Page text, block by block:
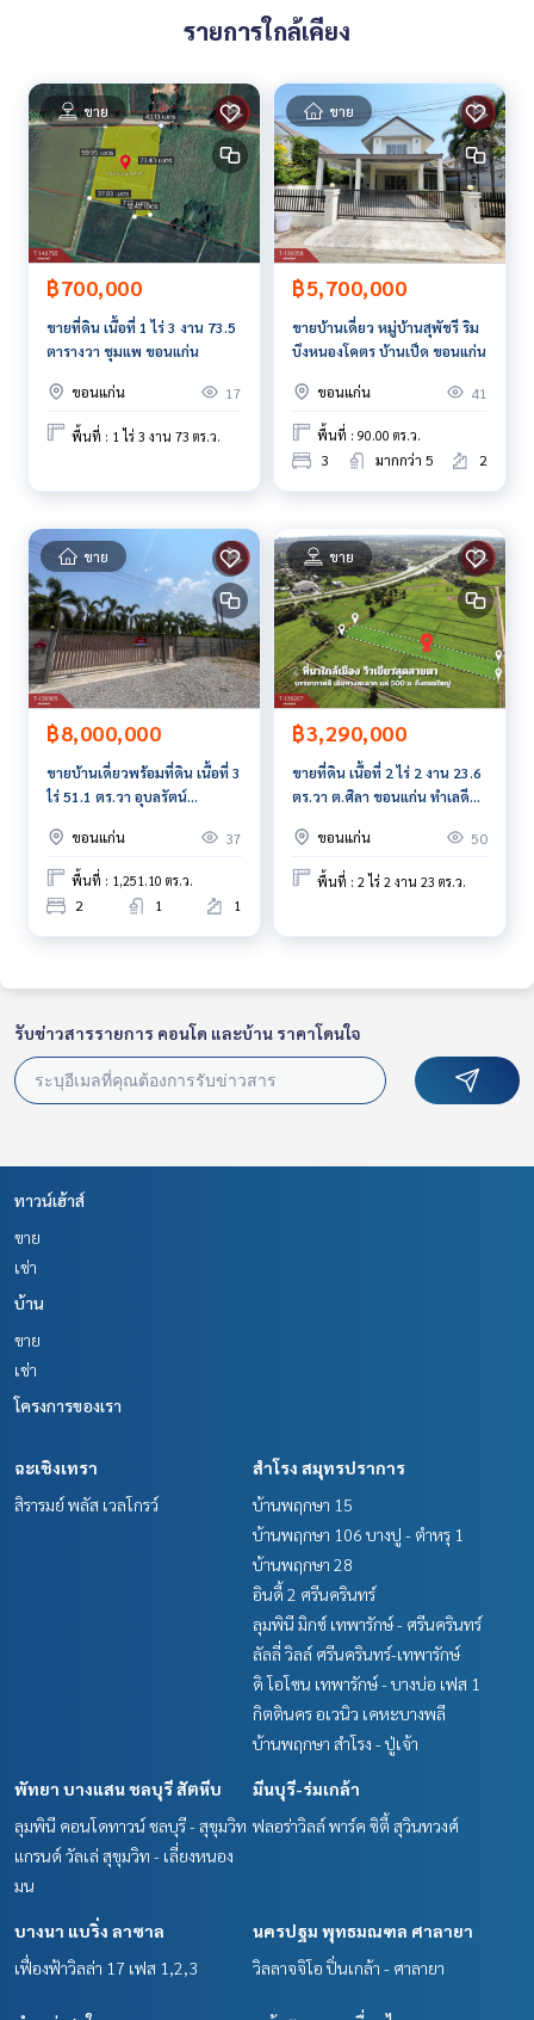
สถานที่ใกล้เคียง
• มหาวิทยาลัยขอนแก่น (มข.): ใกล้ประตูฝั่งกังสดาลและฝั่งรพ.ศรี
นครินทร์
• ค่ายสีหราชเดโชชัย: ใกล้แหล่งงานและสวัสดิการ
• แหล่งกินเที่ยว: ตลาดร.๘, ร้านสะดวกซื้อ, คาเฟ่ชื่อดัง
• โรงพยาบาล: รพ.กรุงเทพขอนแก่น และ รพ.ศรีนครินทร์
ราคา : 2,500,000 บาท
2.79876709
**เรามีบริการจัดสินเชื่อให้ฟรี พร้อมยินดีให้คำปรึกษา มีให้เลือกทุ
**พร้อมอัตราดอกเบี้ยพิเศษ และ วงเงินสูงสุด 90-100% ของราคา
Tel :0949685895โชค (รหัสตัวแทน 7215)
Line ID : chutiponck
Callcenter :02-047-4282
สนใจดูทรัพย์อื่นๆ เพิ่มเติม มากกว่า 3,000 รายการ
www.tb.co.th
The Best Property Agent CO,.LTD. ผู้นำด้านธุรกิจนายหน้า ตัวแ
ทนอสังหาริมทรัพย์ครบวงจร ด้วยความเป็นมืออาชีพ ใช้เทคโนโล
ยี และ นวัตกรรมที่สร้างสรรค์ เพื่อส่งมอบบริการที่ดีที่สุดเพื่อคุณ ใ
ห้บริการด้าน ซื้อ ขาย เช่า อสังหาริมทรัพย์
รายการใกล้เคียง
ขาย
฿700,000
ขายที่ดิน เนื้อที่ 1 ไร่ 3 งาน 73.5
ตารางวา ชุมแพ ขอนแก่น
ขอนแก่น 17
พื้นที่ : 1 ไร่ 3 งาน 73 ตร.ว.
ขาย
฿5,700,000
ขายบ้านเดี่ยว หมู่บ้านสุพัชรี ริม
บึงหนองโคตร บ้านเป็ด ขอนแก่น
ขอนแก่น 41
พื้นที่ : 90.00 ตร.ว.
3 มากกว่า 5 2
ขาย
฿8,000,000
ขายบ้านเดี่ยวพร้อมที่ดิน เนื้อที่ 3
ไร่ 51.1 ตร.วา อุบลรัตน์
ขอนแก่น
37
พื้นที่ : 1,251.10 ตร.ว.
2 1 1
ขาย
฿3,290,000
ขายที่ดิน เนื้อที่ 2 ไร่ 2 งาน 23.6
ตร.วา ต.ศิลา ขอนแก่น ทำเลดี
ขอนแก่น
50
พื้นที่ : 2 ไร่ 2 งาน 23 ตร.ว.
รับข่าวสารรายการ คอนโด และบ้าน ราคาโดนใจ
ทาวน์เฮ้าส์
ขาย
เช่า
บ้าน
ขาย
เช่า
โครงการของเรา
ฉะเชิงเทรา
สิรารมย์ พลัส เวลโกรว์
สำโรง สมุทรปราการ
บ้านพฤกษา 15
บ้านพฤกษา 106 บางปู - ตำหรุ 1
บ้านพฤกษา 28
อินดี้ 2 ศรีนครินทร์
ลุมพินี มิกซ์ เทพารักษ์ - ศรีนครินทร์
ลัลลี่ วิลล์ ศรีนครินทร์-เทพารักษ์
ดิ โอโซน เทพารักษ์ - บางบ่อ เฟส 1
กิตตินคร อเวนิว เคหะบางพลี
บ้านพฤกษา สำโรง - ปู่เจ้า
พัทยา บางแสน ชลบุรี สัตหีบ
ลุมพินี คอนโดทาวน์ ชลบุรี - สุขุมวิท
แกรนด์ วัลเล่ สุขุมวิท - เลี่ยงหนอง
มน
มีนบุรี-ร่มเกล้า
ฟลอร่าวิลล์ พาร์ค ซิตี้ สุวินทวงศ์
บางนา แบริ่ง ลาซาล
เฟื่องฟ้าวิลล่า 17 เฟส 1,2,3
นครปฐม พุทธมณฑล ศาลายา
วิลลาจจิโอ ปิ่นเกล้า - ศาลายา